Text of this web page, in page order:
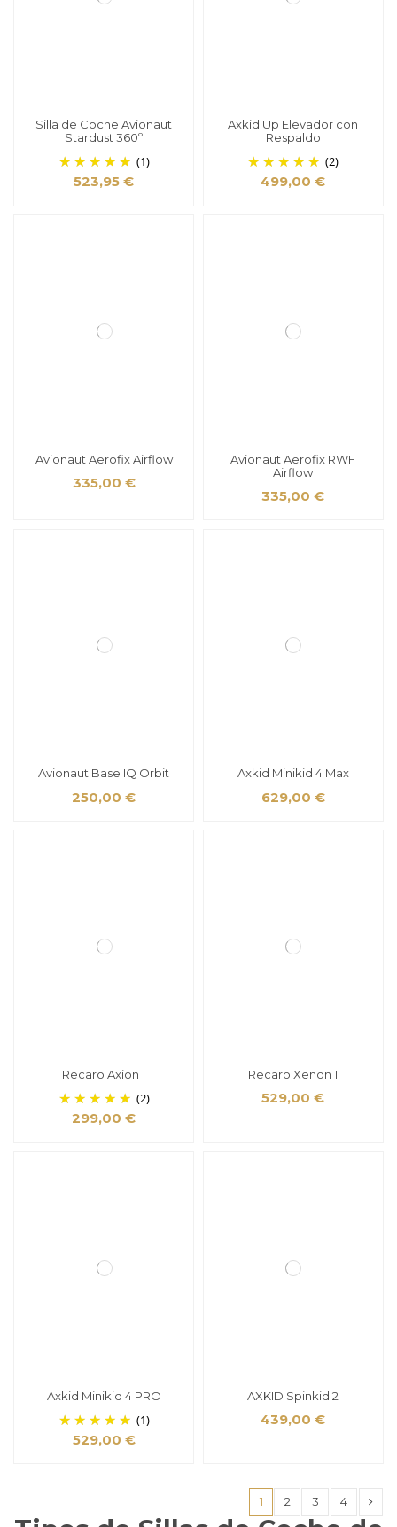
Silla de Coche Avionaut
Stardust 360º
(1)
523,95 €
Axkid Up Elevador con
Respaldo
(2)
499,00 €
Avionaut Aerofix Airflow
335,00 €
Avionaut Aerofix RWF
Airflow
335,00 €
Avionaut Base IQ Orbit
250,00 €
Axkid Minikid 4 Max
629,00 €
Recaro Axion 1
(2)
299,00 €
Recaro Xenon 1
529,00 €
Axkid Minikid 4 PRO
(1)
529,00 €
AXKID Spinkid 2
439,00 €
1 2 3 4